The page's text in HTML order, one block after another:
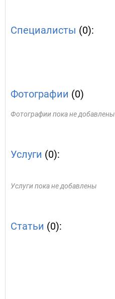
Специалисты (0):
Фотографии (0)
Фотографии пока не добавлены
Услуги (0):
Услуги пока не добавлены
Статьи (0):